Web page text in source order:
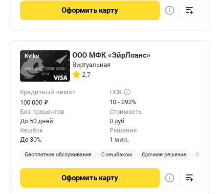
Оформить карту
ООО МФК «ЭйрЛоанс»
Виртуальная
2.7
Кредитный лимит
100 000 ₽
ПСК
10 - 292%
Без процентов
До 50 дней
Стоимость
0 руб.
Кешбэк
До 30%
Решение
1 мин.
Бесплатное обслуживание С кешбэком Срочное решение
Оформить карту